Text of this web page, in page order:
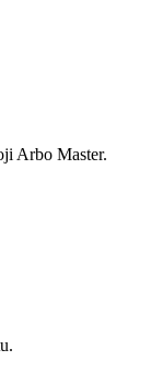
Arbo Master.